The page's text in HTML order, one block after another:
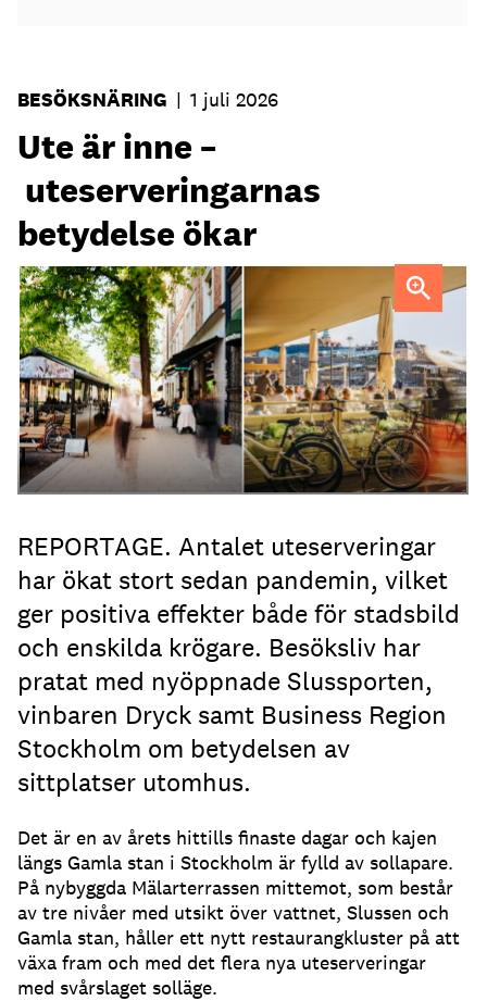
BESÖKSNÄRING | 1 juli 2026
Ute är inne –
uteserveringarnas
betydelse ökar
Uteservering på Dryck vinbar samt Slussporten.FOTO:
Samuel Unéus
REPORTAGE. Antalet uteserveringar
har ökat stort sedan pandemin, vilket
ger positiva effekter både för stadsbild
och enskilda krögare. Besöksliv har
pratat med nyöppnade Slussporten,
vinbaren Dryck samt Business Region
Stockholm om betydelsen av
sittplatser utomhus.
Det är en av årets hittills finaste dagar och kajen
längs Gamla stan i Stockholm är fylld av sollapare.
På nybyggda Mälarterrassen mittemot, som består
av tre nivåer med utsikt över vattnet, Slussen och
Gamla stan, håller ett nytt restaurangkluster på att
växa fram och med det flera nya uteserveringar
med svårslaget solläge.